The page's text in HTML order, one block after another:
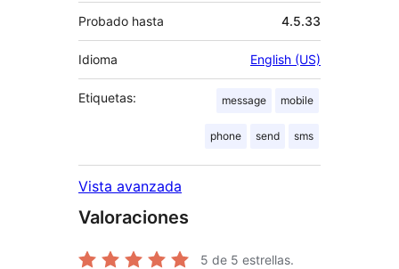
Probado hasta 4.5.33
Idioma English (US)
Etiquetas: message mobile
phone send sms
Vista avanzada
Valoraciones
5 de 5 estrellas.